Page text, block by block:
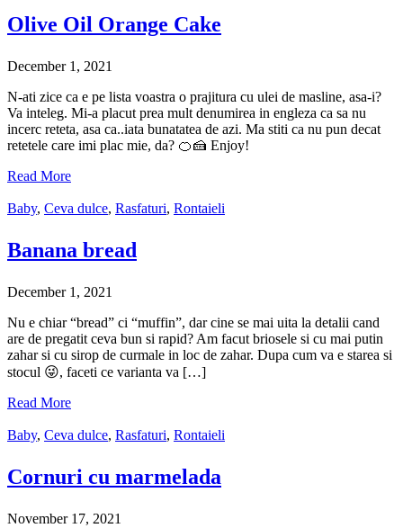
Olive Oil Orange Cake
December 1, 2021
N-ati zice ca e pe lista voastra o prajitura cu ulei de masline, asa-i?
Va inteleg. Mi-a placut prea mult denumirea in engleza ca sa nu
incerc reteta, asa ca..iata bunatatea de azi. Ma stiti ca nu pun decat
retetele care imi plac mie, da? 🍊🍰 Enjoy!
Read More
Baby, Ceva dulce, Rasfaturi, Rontaieli
Banana bread
December 1, 2021
Nu e chiar “bread” ci “muffin”, dar cine se mai uita la detalii cand
are de pregatit ceva bun si rapid? Am facut briosele si cu mai putin
zahar si cu sirop de curmale in loc de zahar. Dupa cum va e starea si
stocul 😜, faceti ce varianta va […]
Read More
Baby, Ceva dulce, Rasfaturi, Rontaieli
Cornuri cu marmelada
November 17, 2021